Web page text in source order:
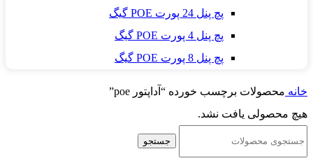
پچ پنل 24 پورت POE گیگ
پچ پنل 4 پورت POE گیگ
پچ پنل 8 پورت POE گیگ
خانه محصولات برچسب خورده “آداپتور poe”
هیچ محصولی یافت نشد.
جستجو